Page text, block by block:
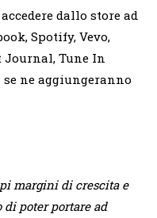
dallo store ad
Spotify, Vevo,
Journal, Tune In
ne aggiungeranno
margini di crescita e
poter portare ad